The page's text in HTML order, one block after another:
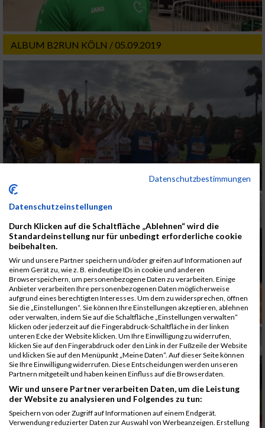
ALBUM B2RUN KÖLN / 05.09.2019
Datenschutzbestimmungen
Datenschutzeinstellungen
Durch Klicken auf die Schaltfläche „Ablehnen“ wird die
Standardeinstellung nur für unbedingt erforderliche cookie
beibehalten.
Wir und unsere Partner speichern und/oder greifen auf Informationen auf
einem Gerät zu, wie z. B. eindeutige IDs in cookie und anderen
Browserspeichern, um personenbezogene Daten zu verarbeiten. Einige
Anbieter verarbeiten Ihre personenbezogenen Daten möglicherweise
aufgrund eines berechtigten Interesses. Um dem zu widersprechen, öffnen
Sie die „Einstellungen“. Sie können Ihre Einstellungen akzeptieren, ablehnen
oder verwalten, indem Sie auf die Schaltfläche „Einstellungen verwalten“
klicken oder jederzeit auf die Fingerabdruck-Schaltfläche in der linken
unteren Ecke der Website klicken. Um Ihre Einwilligung zu widerrufen,
klicken Sie auf den Fingerabdruck oder den Link in der Fußzeile der Website
und klicken Sie auf den Menüpunkt „Meine Daten“. Auf dieser Seite können
Sie Ihre Einwilligung widerrufen. Diese Entscheidungen werden unseren
Partnern mitgeteilt und haben keinen Einfluss auf die Browserdaten.
Wir und unsere Partner verarbeiten Daten, um die Leistung
der Website zu analysieren und Folgendes zu tun:
Speichern von oder Zugriff auf Informationen auf einem Endgerät.
Verwendung reduzierter Daten zur Auswahl von Werbeanzeigen. Erstellung